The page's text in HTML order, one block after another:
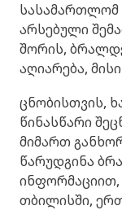
სასამართლომ
არსებული
შორის,
აღიარება,
ცნობისთვის,
წინასწარი
მიმართ
წარუდგინა
ინფორმაციით,
თბილისში,